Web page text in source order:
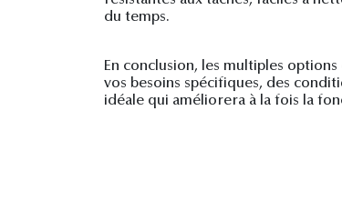
du temps.
En conclusion, les multiples
vos besoins spécifiques, des
idéale qui améliorera à la fois la